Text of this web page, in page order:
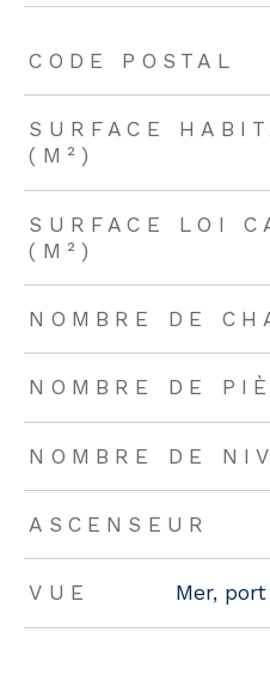
CODE POSTAL
SURFACE
(M²)
SURFACE LOI
(M²)
NOMBRE DE
NOMBRE DE
NOMBRE DE
ASCENSEUR
VUE Mer,